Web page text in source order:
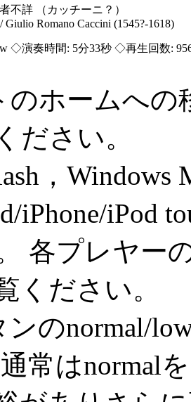
詳 （カッチーニ？）
Romano Caccini (1545?-1618)
◇演奏時間: 5分33秒 ◇再生回数:
のホームへの
ださい。
，Windows
iPhone/iPod
各プレヤー
ください。
ンのnormal/
常はnormal